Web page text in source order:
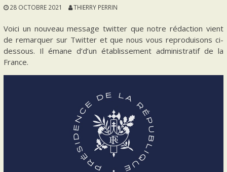
28 OCTOBRE 2021 THIERRY PERRIN
Voici un nouveau message twitter que notre rédaction vient
de remarquer sur Twitter et que nous vous reproduisons ci-
dessous. Il émane d’d’un établissement administratif de la
France.